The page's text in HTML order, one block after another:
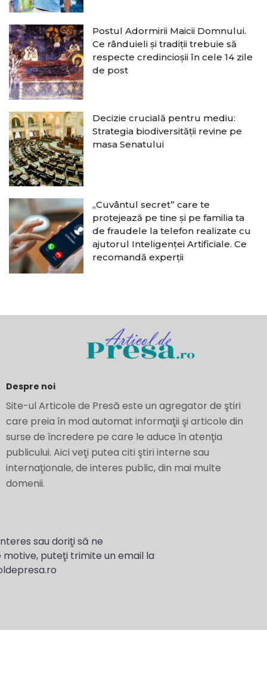
Postul Adormirii Maicii Domnului.
Ce rânduieli și tradiții trebuie să
respecte credincioșii în cele 14 zile
de post
Decizie crucială pentru mediu:
Strategia biodiversității revine pe
masa Senatului
„Cuvântul secret” care te
protejează pe tine și pe familia ta
de fraudele la telefon realizate cu
ajutorul Inteligenței Artificiale. Ce
recomandă experții
Despre noi
Site-ul Articole de Presă este un agregator de ştiri
care preia în mod automat informaţii şi articole din
surse de încredere pe care le aduce în atenţia
publicului. Aici veţi putea citi ştiri interne sau
internaţionale, de interes public, din mai multe
domenii.
sau doriţi să ne
puteţi trimite un email la